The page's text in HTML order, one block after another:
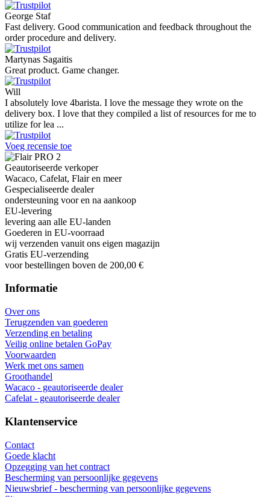
George Staf
Fast delivery. Good communication and feedback throughout the
order procedure and delivery.
Martynas Sagaitis
Great product. Game changer.
Will
I absolutely love 4barista. I love the message they wrote on the
delivery box. I love that they compiled a list of resources for me to
utilize for lea ...
Voeg recensie toe
Geautoriseerde verkoper
Wacaco, Cafelat, Flair en meer
Gespecialiseerde dealer
ondersteuning voor en na aankoop
EU-levering
levering aan alle EU-landen
Goederen in EU-voorraad
wij verzenden vanuit ons eigen magazijn
Gratis EU-verzending
voor bestellingen boven de 200,00 €
Informatie
Over ons
Terugzenden van goederen
Verzending en betaling
Veilig online betalen GoPay
Voorwaarden
Werk met ons samen
Groothandel
Wacaco - geautoriseerde dealer
Cafelat - geautoriseerde dealer
Klantenservice
Contact
Goede klacht
Opzegging van het contract
Bescherming van persoonlijke gegevens
Nieuwsbrief - bescherming van persoonlijke gegevens